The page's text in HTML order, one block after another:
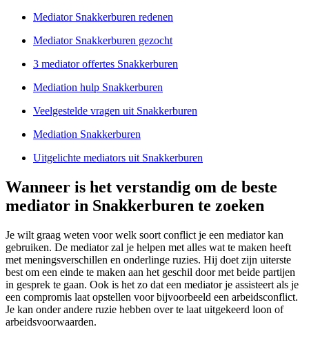
Mediator Snakkerburen redenen
Mediator Snakkerburen gezocht
3 mediator offertes Snakkerburen
Mediation hulp Snakkerburen
Veelgestelde vragen uit Snakkerburen
Mediation Snakkerburen
Uitgelichte mediators uit Snakkerburen
Wanneer is het verstandig om de beste
mediator in Snakkerburen te zoeken
Je wilt graag weten voor welk soort conflict je een mediator kan
gebruiken. De mediator zal je helpen met alles wat te maken heeft
met meningsverschillen en onderlinge ruzies. Hij doet zijn uiterste
best om een einde te maken aan het geschil door met beide partijen
in gesprek te gaan. Ook is het zo dat een mediator je assisteert als je
een compromis laat opstellen voor bijvoorbeeld een arbeidsconflict.
Je kan onder andere ruzie hebben over te laat uitgekeerd loon of
arbeidsvoorwaarden.